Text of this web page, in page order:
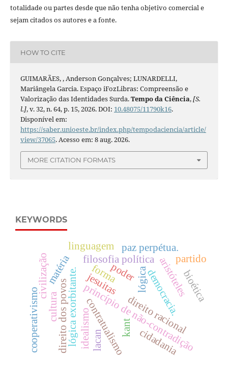
totalidade ou partes desde que não tenha objetivo comercial e
sejam citados os autores e a fonte.
HOW TO CITE
GUIMARÃES, , Anderson Gonçalves; LUNARDELLI,
Mariângela Garcia. Espaço iFozLibras: Compreensão e
Valorização das Identidades Surda.Tempo da Ciência,[S.
l.], v. 32, n. 64, p. 15, 2026. DOI: 10.48075/11790k16.
Disponível em:
https://saber.unioeste.br/index.php/tempodaciencia/article/
view/37065. Acesso em: 8 aug. 2026.
MORE CITATION FORMATS
KEYWORDS
lógica
princípio de não-contradição
lógica exorbitante. kant
direito racional
filosofia política
direito dos povos contratualismo
paz perpétua.
idealismo
forma
matéria democracia.
linguagem
aristóteles
civilização
cultura
jesuitas
cooperativismo
bioética
cidadania
partido
poder
lacan